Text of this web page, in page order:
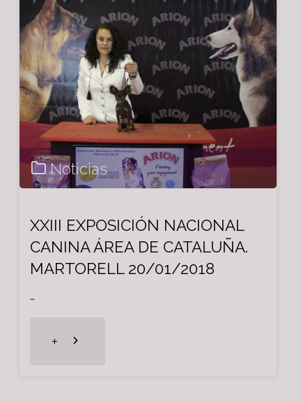
Noticias
XXIII EXPOSICIÓN NACIONAL
CANINA ÁREA DE CATALUÑA.
MARTORELL 20/01/2018
…
+ "XXIII